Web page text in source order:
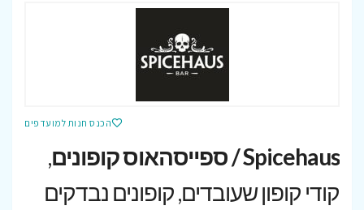
הכנס חנות למועדפים
Spicehaus / ספייסהאוס קופונים
,
קודי קופון שעובדים, קופונים נבדקים